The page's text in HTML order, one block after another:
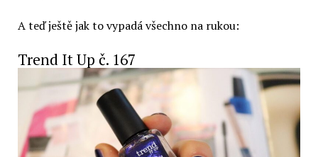
A teď ještě jak to vypadá všechno na rukou:
Trend It Up č. 167